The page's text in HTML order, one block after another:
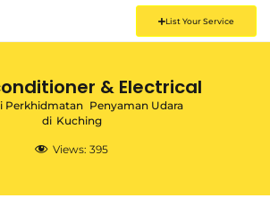
List Your Service
& Electrical
Perkhidmatan Penyaman Udara
di Kuching
Views: 395